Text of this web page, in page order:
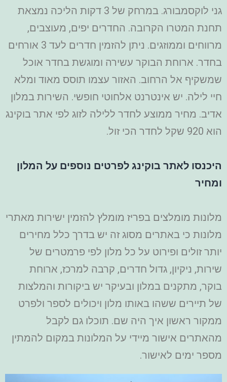
גני לוקסמבורג. במרחק של 3 דקות הליכה נמצאת
תחנת המטרו הקרובה. החדרים יפים, מעוצבים,
מרווחים וממוזגים. ניתן להזמין חדרים לעד 3 אורחים
בחדר. ארוחת הבוקר עשירה ומוגשת בחדר אוכל
שמשקיף אל הרחוב. האזור עצמו תוסס מאוד ומלא
חיי לילה. יש אינטרנט אלחוטי חופשי. השירות במלון
אדיב. מחיר ממוצע לחדר ללילה לזוג לפי אתר בוקינג
הוא 920 שקל לחדר הכי זול.
היכנסו לאתר בוקינג לפרטים נוספים על המלון
ומחיר
מלונות מומלצים בפריז מומלץ להזמין ישירות מאתרי
מלונות כי באתרים מסוג זה יש בדרך כלל מחירים
יותר זולים ופירוט על כל מלון לפי פרמטרים של
שירות, ניקיון, גדול חדרים, קרבה למרכז, ארוחת
בוקר, מתקנים במלון ובעיקר יש ביקורות והמלצות
של תיירים ששהו באותו מלון ויכולים לספר ולפרט
ממקור ראשון איך היה שם. תוכלו גם לקבל
מהאתרים אישור מיידי על המלונות במקום להמתין
מספר ימים לאישור.